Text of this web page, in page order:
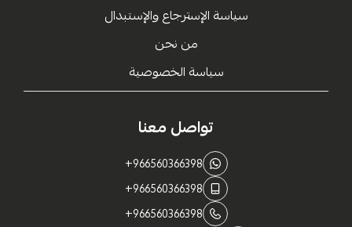
سياسة الإسترجاع والإستبدال
من نحن
سياسة الخصوصية
تواصل معنا
+966560366398
+966560366398
+966560366398